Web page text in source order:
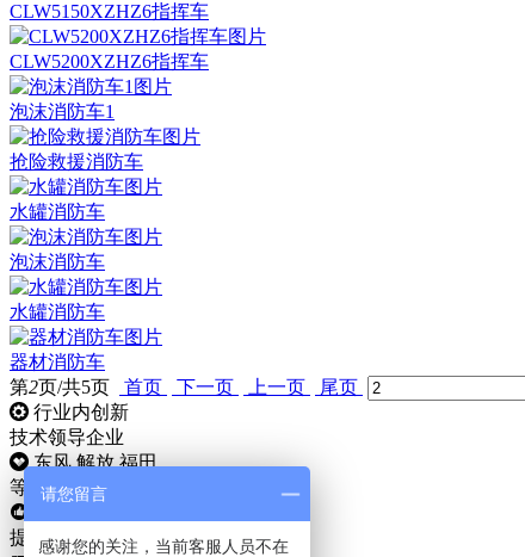
CLW5150XZHZ6指挥车
CLW5200XZHZ6指挥车
泡沫消防车1
抢险救援消防车
水罐消防车
泡沫消防车
水罐消防车
器材消防车
第2页/共5页 首页 下一页 上一页
尾页
行业内创新
技术领导企业
东风 解放 福田
等厂密切合作伙伴
提供优质产品
请您留言
感谢您的关注，当前客服人员不在